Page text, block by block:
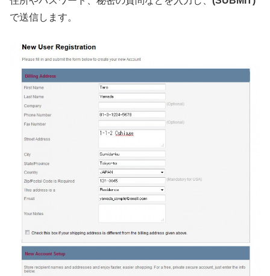
で送信します。